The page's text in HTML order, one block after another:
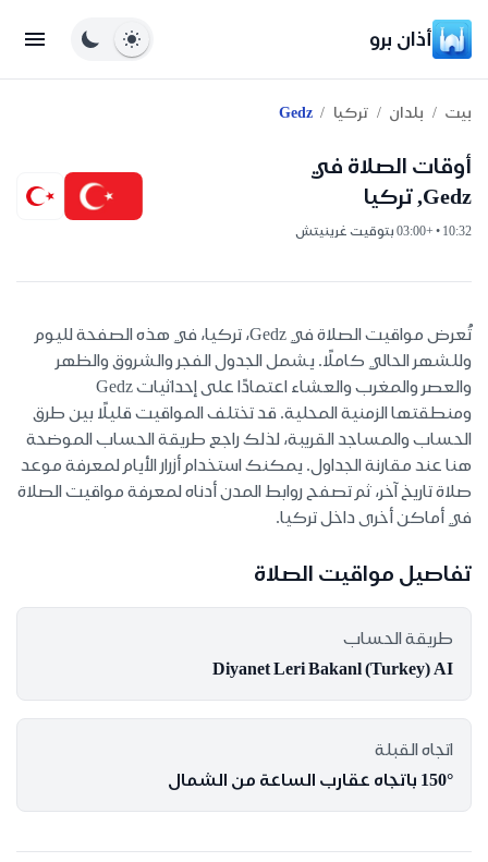
أذان برو
بيت / بلدان / تركيا /
Gedz
أوقات الصلاة في
Gedz, تركيا
10:32 • +03:00 بتوقيت غرينيتش
تُعرض مواقيت الصلاة في Gedz، تركيا، في هذه الصفحة لليوم
وللشهر الحالي كاملًا. يشمل الجدول الفجر والشروق والظهر
والعصر والمغرب والعشاء اعتمادًا على إحداثيات Gedz
ومنطقتها الزمنية المحلية. قد تختلف المواقيت قليلًا بين طرق
الحساب والمساجد القريبة، لذلك راجع طريقة الحساب الموضحة
هنا عند مقارنة الجداول. يمكنك استخدام أزرار الأيام لمعرفة موعد
صلاة تاريخ آخر، ثم تصفح روابط المدن أدناه لمعرفة مواقيت الصلاة
في أماكن أخرى داخل تركيا.
تفاصيل مواقيت الصلاة
طريقة الحساب
Diyanet Leri Bakanl (Turkey) AI
اتجاه القبلة
150° باتجاه عقارب الساعة من الشمال